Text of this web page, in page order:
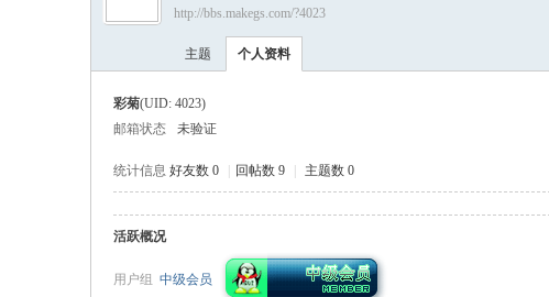
› ›
http://bbs.makegs.com/?4023
主题 个人资料
彩菊(UID: 4023)
邮箱状态
未验证
统计信息 好友数 0 回帖数 9 主题数 0
活跃概况
用户组 中级会员